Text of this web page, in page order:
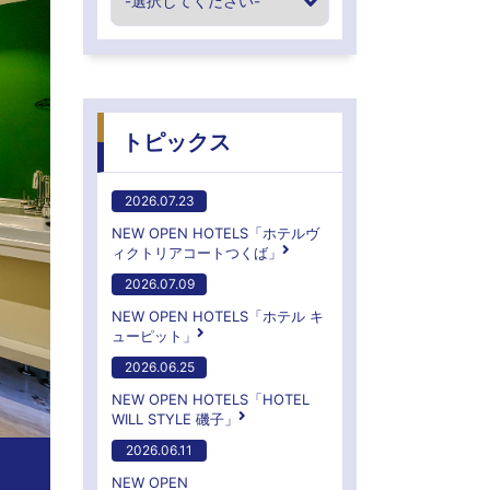
トピックス
2026.07.23
NEW OPEN HOTELS「ホテルヴ
ィクトリアコートつくば」
2026.07.09
NEW OPEN HOTELS「ホテル キ
ューピット」
2026.06.25
NEW OPEN HOTELS「HOTEL
WILL STYLE 磯子」
2026.06.11
NEW OPEN